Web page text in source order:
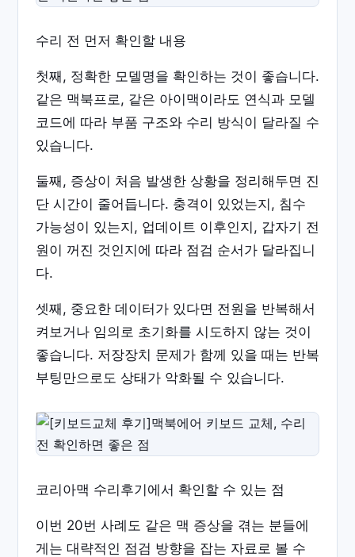
수리 전 먼저 확인할 내용
첫째, 정확한 모델명을 확인하는 것이 좋습니다.
같은 맥북프로, 같은 아이맥이라도 연식과 모델
코드에 따라 부품 구조와 수리 방식이 달라질 수
있습니다.
둘째, 증상이 처음 발생한 상황을 정리해두면 진
단 시간이 줄어듭니다. 충격이 있었는지, 침수
가능성이 있는지, 업데이트 이후인지, 갑자기 전
원이 꺼진 것인지에 따라 점검 순서가 달라집니
다.
셋째, 중요한 데이터가 있다면 전원을 반복해서
켜보거나 임의로 초기화를 시도하지 않는 것이
좋습니다. 저장장치 문제가 함께 있을 때는 반복
부팅만으로도 상태가 악화될 수 있습니다.
코리아맥 수리후기에서 확인할 수 있는 점
이번 20번 사례도 같은 맥 증상을 겪는 분들에
게는 대략적인 점검 방향을 잡는 자료로 볼 수